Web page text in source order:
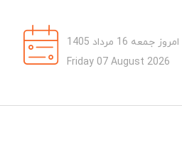
امروز جمعه 16 مرداد 1405
Friday 07 August 2026